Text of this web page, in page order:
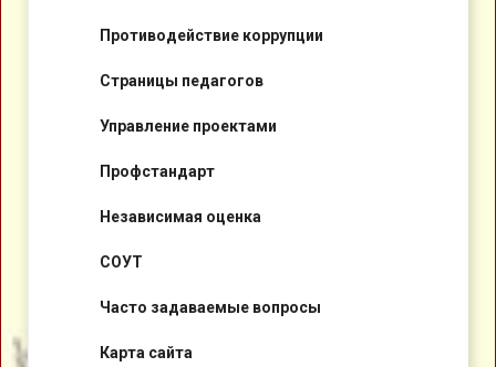
Противодействие коррупции
Страницы педагогов
Управление проектами
Профстандарт
Независимая оценка
СОУТ
Часто задаваемые вопросы
Карта сайта